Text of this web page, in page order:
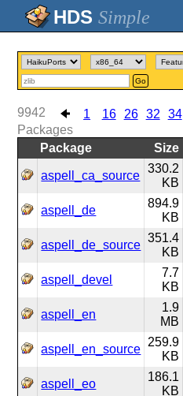
Simple
Go
1 16 26 32 34
9942
Packages
Package
Size
aspell_ca_source
330.2
KB
aspell_de
894.9
KB
aspell_de_source
351.4
KB
aspell_devel
7.7
KB
aspell_en
1.9
MB
aspell_en_source
259.9
KB
aspell_eo
186.1
KB